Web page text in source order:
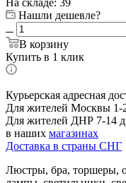
20 303₽
На складе: 39
Нашли дешевле?
В корзину
Купить в 1 клик
Курьерская адресная
Для жителей Москвы 1-
Для жителей ДНР 7-14
в нашихмагазинах
Доставка в страны СНГ